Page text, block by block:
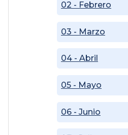
02 - Febrero
03 - Marzo
04 - Abril
05 - Mayo
06 - Junio